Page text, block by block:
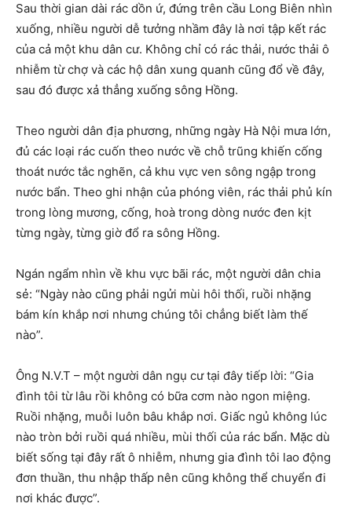
Sau thời gian dài rác dồn ứ, đứng trên cầu Long Biên nhìn
xuống, nhiều người dễ tưởng nhầm đây là nơi tập kết rác
của cả một khu dân cư. Không chỉ có rác thải, nước thải ô
nhiễm từ chợ và các hộ dân xung quanh cũng đổ về đây,
sau đó được xả thẳng xuống sông Hồng.
Theo người dân địa phương, những ngày Hà Nội mưa lớn,
đủ các loại rác cuốn theo nước về chỗ trũng khiến cống
thoát nước tắc nghẽn, cả khu vực ven sông ngập trong
nước bẩn. Theo ghi nhận của phóng viên, rác thải phủ kín
trong lòng mương, cống, hoà trong dòng nước đen kịt
từng ngày, từng giờ đổ ra sông Hồng.
Ngán ngẩm nhìn về khu vực bãi rác, một người dân chia
sẻ: “Ngày nào cũng phải ngửi mùi hôi thối, ruồi nhặng
bám kín khắp nơi nhưng chúng tôi chẳng biết làm thế
nào”.
Ông N.V.T – một người dân ngụ cư tại đây tiếp lời: “Gia
đình tôi từ lâu rồi không có bữa cơm nào ngon miệng.
Ruồi nhặng, muỗi luôn bâu khắp nơi. Giấc ngủ không lúc
nào tròn bởi ruồi quá nhiều, mùi thối của rác bẩn. Mặc dù
biết sống tại đây rất ô nhiễm, nhưng gia đình tôi lao động
đơn thuần, thu nhập thấp nên cũng không thể chuyển đi
nơi khác được”.